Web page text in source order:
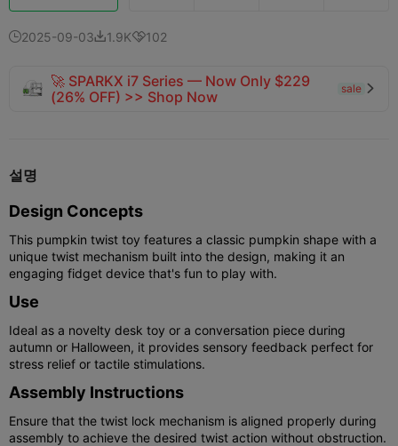
2025-09-031.9K102
🚀 SPARKX i7 Series — Now Only $229
(26% OFF) >> Shop Now
sale 
설명
Design Concepts
This pumpkin twist toy features a classic pumpkin shape with a
unique twist mechanism built into the design, making it an
engaging fidget device that's fun to play with.
Use
Ideal as a novelty desk toy or a conversation piece during
autumn or Halloween, it provides sensory feedback perfect for
stress relief or tactile stimulations.
Assembly Instructions
Ensure that the twist lock mechanism is aligned properly during
assembly to achieve the desired twist action without obstruction.